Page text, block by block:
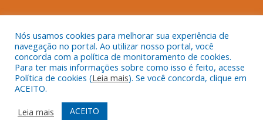
Mapa do Site
Acessar Área Administrativa
Acessar o Webmail
Nós usamos cookies para melhorar sua experiência de
navegação no portal. Ao utilizar nosso portal, você
concorda com a política de monitoramento de cookies.
Para ter mais informações sobre como isso é feito, acesse
Política de cookies (Leia mais). Se você concorda, clique em
ACEITO.
Leia mais
ACEITO